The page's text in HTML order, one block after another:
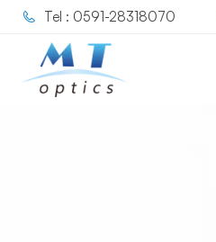
Tel : 0591-28318070